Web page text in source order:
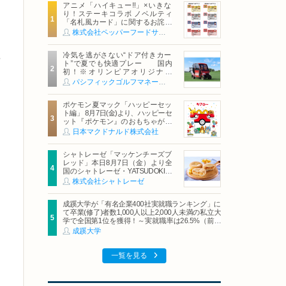
アニメ「ハイキュー!!」×いきな
り！ステーキコラボ ノベルティ
「名札風カード」に関するお詫び
および交換対応についてのご案内
冷気を逃がさない“ドア付きカー
ト”で夏でも快適プレー 国内
初！※オリンピアオリジナル
「AirCon Cart（エアコンカー
ト）」導入 | ＰＧＭ
ポケモン夏マック「ハッピーセッ
ト編」 8月7日(金)より、ハッピーセ
ット『ポケモン』のおもちゃが期
間限定登場
日本マクドナルド株式会社
シャトレーゼ「マッケンチーズブ
レッド」本日8月7日（金）より全
国のシャトレーゼ・YATSUDOKIで
発売株式会社シャトレーゼ
成蹊大学が「有名企業400社実就職ランキング」に
て卒業(修了)者数1,000人以上2,000人未満の私立大
学で全国第1位を獲得！～実就職率は26.5%（前年
比＋4.3pt）に伸長、東京の私立大学でも10位にラ
ンクイン～
成蹊大学
一覧を見る